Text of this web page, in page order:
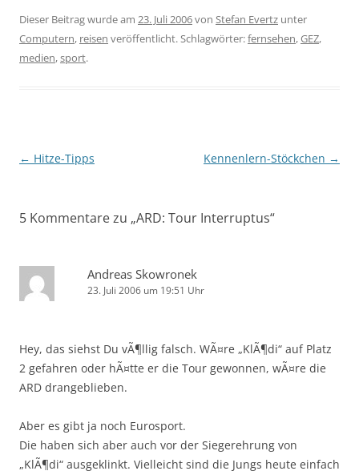
Dieser Beitrag wurde am 23. Juli 2006von Stefan Evertz unter
Computern, reisen veröffentlicht. Schlagwörter:fernsehen,GEZ,
medien,sport.
Beitragsnavigation
← Hitze-Tipps Kennenlern-Stöckchen →
5 Kommentare zu „ARD: Tour Interruptus“
Andreas Skowronek
23. Juli 2006 um 19:51 Uhr
Hey, das siehst Du vÃ¶llig falsch. WÃ¤re „KlÃ¶di“ auf Platz
2 gefahren oder hÃ¤tte er die Tour gewonnen, wÃ¤re die
ARD drangeblieben.
Aber es gibt ja noch Eurosport.
Die haben sich aber auch vor der Siegerehrung von
„KlÃ¶di“ ausgeklinkt. Vielleicht sind die Jungs heute einfach